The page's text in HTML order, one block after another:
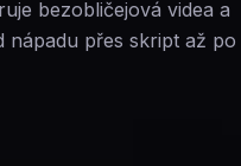
bezobličejová videa a
přes skript až po